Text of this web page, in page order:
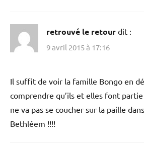
retrouvé le retour dit :
9 avril 2015 à 17:16
Il suffit de voir la famille Bongo en
comprendre qu’ils et elles font
ne va pas se coucher sur la paille
Bethléem !!!!